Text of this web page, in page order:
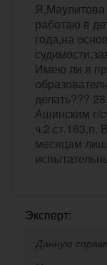
Я,Маулитова
работаю в
года,на
Имею ли я
делать???
Ашинским г/
ч.2 ст.163,п.
месяцам
Эксперт:
Данную